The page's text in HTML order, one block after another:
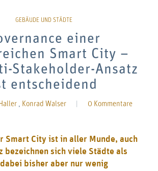
einer
Smart City –
Stakeholder-Ansatz
entscheidend
, Konrad Walser 0 Kommentare
Smart City ist in aller Munde, auch
bezeichnen sich viele Städte als
bisher aber nur wenig